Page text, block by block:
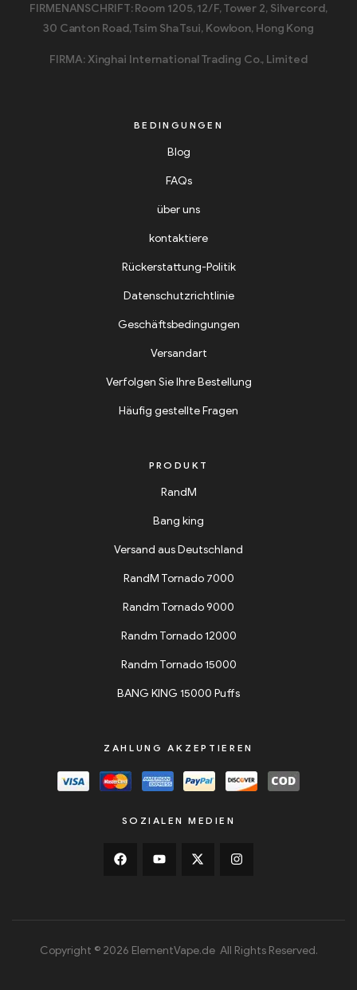
FIRMENANSCHRIFT: Room 1205, 12/F, Tower 2, Silvercord,
30 Canton Road, Tsim Sha Tsui, Kowloon, Hong Kong
FIRMA: Xinghai International Trading Co., Limited
BEDINGUNGEN
Blog
FAQs
über uns
kontaktiere
Rückerstattung-Politik
Datenschutzrichtlinie
Geschäftsbedingungen
Versandart
Verfolgen Sie Ihre Bestellung
Häufig gestellte Fragen
PRODUKT
RandM
Bang king
Versand aus Deutschland
RandM Tornado 7000
Randm Tornado 9000
Randm Tornado 12000
Randm Tornado 15000
BANG KING 15000 Puffs
ZAHLUNG AKZEPTIEREN
SOZIALEN MEDIEN
Copyright © 2026 ElementVape.de All Rights Reserved.